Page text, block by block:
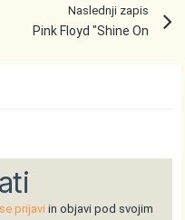
Naslednji zapis
Pink Floyd "Shine On
se prijavi in objavi pod svojim